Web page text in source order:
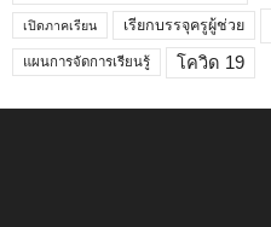
เปิดภาคเรียน เรียกบรรจุครูผู้ช่วย
แผนการจัดการเรียนรู้ โควิด 19